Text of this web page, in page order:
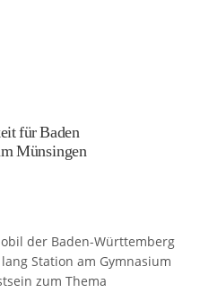
für Baden
Münsingen
der Baden-Württemberg
Station am Gymnasium
zum Thema